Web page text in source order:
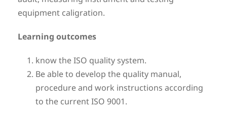
equipment caligration.
Learning outcomes
know the ISO quality system.
Be able to develop the quality manual,
procedure and work instructions according
to the current ISO 9001.